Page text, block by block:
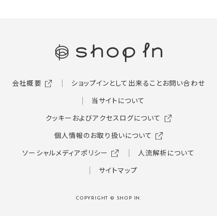
会社概要 ショップインとして出来ることお問い合わせ
当サイトについて
クッキーおよびアクセスログについて
個人情報のお取り扱いについて
ソーシャルメディアポリシー
人流解析について
サイトマップ
COPYRIGHT © SHOP IN.